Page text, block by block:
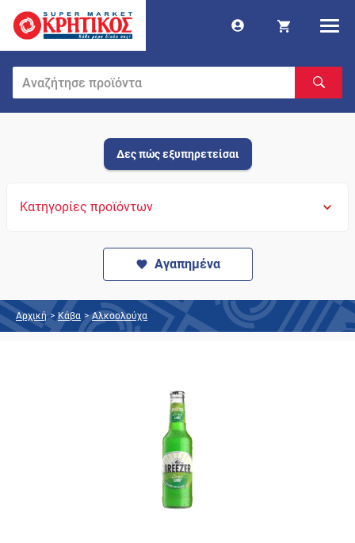
Δες πώς εξυπηρετείσαι
Κατηγορίες προϊόντων
Αγαπημένα
Αρχική > Κάβα > Αλκοολούχα